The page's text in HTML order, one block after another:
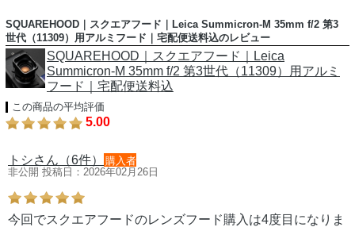
SQUAREHOOD｜スクエアフード｜Leica Summicron-M 35mm f/2 第3
世代（11309）用アルミフード｜宅配便送料込のレビュー
SQUAREHOOD｜スクエアフード｜Leica
Summicron-M 35mm f/2 第3世代（11309）用アルミ
フード｜宅配便送料込
この商品の平均評価
5.00
トシさん（6件）
購入者
非公開 投稿日：2026年02月26日
今回でスクエアフードのレンズフード購入は4度目になりま